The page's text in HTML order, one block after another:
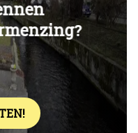
Überspringen